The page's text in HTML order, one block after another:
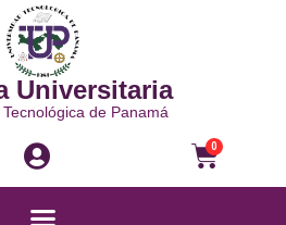
Universitaria
de Panamá
0
Menú